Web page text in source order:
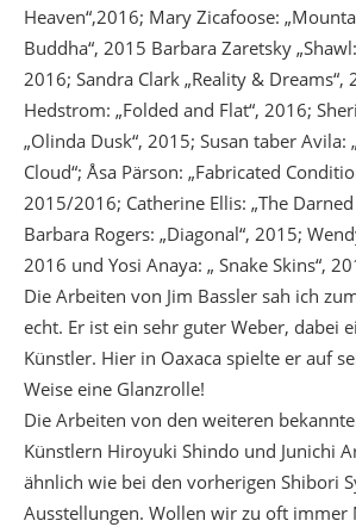
Heaven“,2016; Mary Zicafoose:
Buddha“, 2015 Barbara Zaretsky
2016; Sandra Clark „Reality & Dreams“,
Hedstrom: „Folded and Flat“, 2016;
„Olinda Dusk“, 2015; Susan taber Avila:
Cloud“; Åsa Pärson: „Fabricated
2015/2016; Catherine Ellis: „The Darned
Barbara Rogers: „Diagonal“, 2015;
2016 und Yosi Anaya: „ Snake Skins“,
Die Arbeiten von Jim Bassler sah ich
echt. Er ist ein sehr guter Weber, dabei
Künstler. Hier in Oaxaca spielte er auf
Weise eine Glanzrolle!
Die Arbeiten von den weiteren
Künstlern Hiroyuki Shindo und Junichi
ähnlich wie bei den vorherigen Shibori
Ausstellungen. Wollen wir zu oft immer